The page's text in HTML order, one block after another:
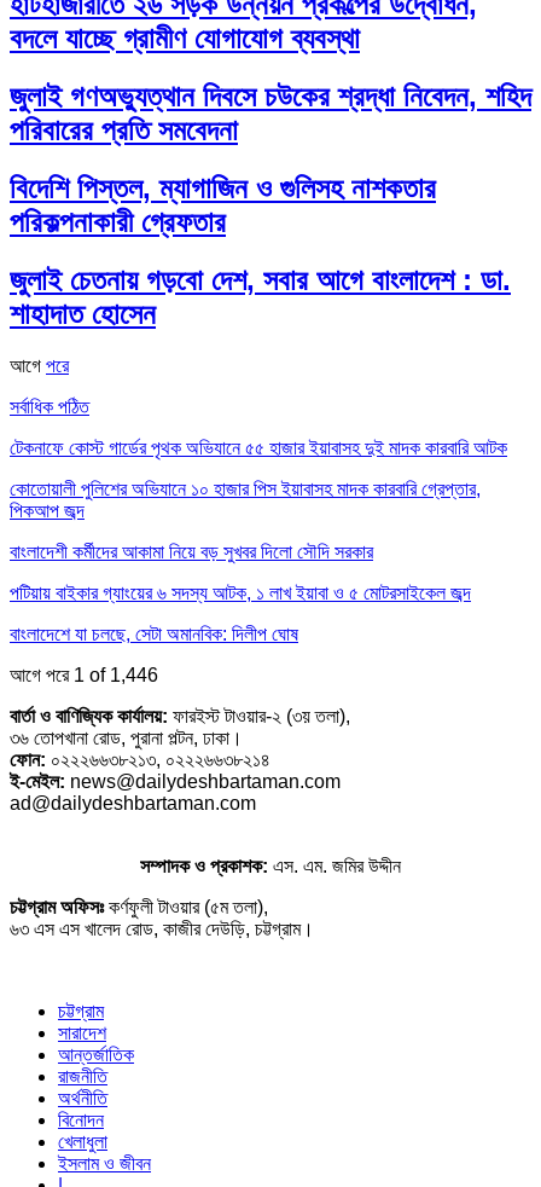
বদলে যাচ্ছে গ্রামীণ যোগাযোগ ব্যবস্থা
জুলাই গণঅভ্যুত্থান দিবসে চউকের শ্রদ্ধা নিবেদন, শহিদ
পরিবারের প্রতি সমবেদনা
বিদেশি পিস্তল, ম্যাগাজিন ও গুলিসহ নাশকতার
পরিকল্পনাকারী গ্রেফতার
জুলাই চেতনায় গড়বো দেশ, সবার আগে বাংলাদেশ : ডা.
শাহাদাত হোসেন
আগে পরে
সর্বাধিক পঠিত
টেকনাফে কোস্ট গার্ডের পৃথক অভিযানে ৫৫ হাজার ইয়াবাসহ দুই মাদক কারবারি আটক
কোতোয়ালী পুলিশের অভিযানে ১০ হাজার পিস ইয়াবাসহ মাদক কারবারি গ্রেপ্তার,
পিকআপ জব্দ
বাংলাদেশী কর্মীদের আকামা নিয়ে বড় সুখবর দিলো সৌদি সরকার
পটিয়ায় বাইকার গ্যাংয়ের ৬ সদস্য আটক, ১ লাখ ইয়াবা ও ৫ মোটরসাইকেল জব্দ
বাংলাদেশে যা চলছে, সেটা অমানবিক: দিলীপ ঘোষ
আগে পরে 1 of 1,446
বার্তা ও বাণিজ্যিক কার্যালয়: ফারইস্ট টাওয়ার-২ (৩য় তলা),
৩৬ তোপখানা রোড, পুরানা পল্টন, ঢাকা।
ফোন: ০২২২৬৬৩৮২১৩, ০২২২৬৬৩৮২১৪
ই-মেইল: news@dailydeshbartaman.com
ad@dailydeshbartaman.com
সম্পাদক ও প্রকাশক: এস. এম. জমির উদ্দীন
চট্টগ্রাম অফিসঃকর্ণফুলী টাওয়ার (৫ম তলা),
৬৩ এস এস খালেদ রোড, কাজীর দেউড়ি, চট্টগ্রাম।
চট্টগ্রাম
সারাদেশ
আন্তর্জাতিক
রাজনীতি
অর্থনীতি
বিনোদন
খেলাধুলা
ইসলাম ও জীবন